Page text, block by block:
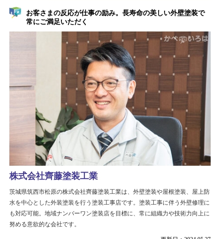
お客さまの反応が仕事の励み。長寿命の美しい外壁塗装で
常にご満足いただく
株式会社齊藤塗装工業
茨城県筑西市松原の株式会社齊藤塗装工業は、外壁塗装や屋根塗装、屋上防
水を中心とした外装塗装を行う塗装工事店です。塗装工事に伴う外壁修理に
も対応可能。地域ナンバーワン塗装店を目標に、常に組織力や技術力向上に
努める意欲的な会社です。